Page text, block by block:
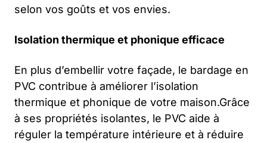
selon vos goûts et vos envies.
Isolation thermique et phonique efficace
En plus d’embellir votre façade, le bardage en
PVC contribue à améliorer l’isolation
thermique et phonique de votre maison.Grâce
à ses propriétés isolantes, le PVC aide à
réguler la température intérieure et à réduire